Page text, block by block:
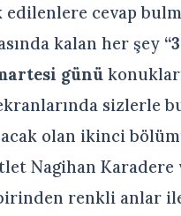
edilenlere cevap
kalan her şey
günü
sizlerle
olan ikinci
Nagihan
renkli anlar